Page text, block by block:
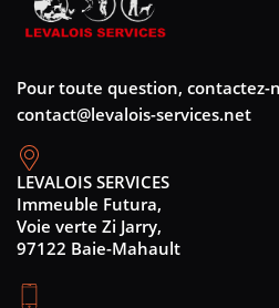
Pour toute question, contactez-
contact@levalois-services.net
LEVALOIS SERVICES
Immeuble Futura,
Voie verte Zi Jarry,
97122 Baie-Mahault